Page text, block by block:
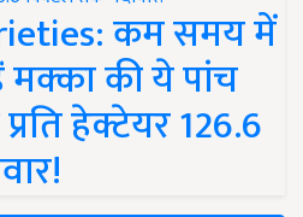
कम समय में
मक्का की ये पांच
हेक्टेयर 126.6